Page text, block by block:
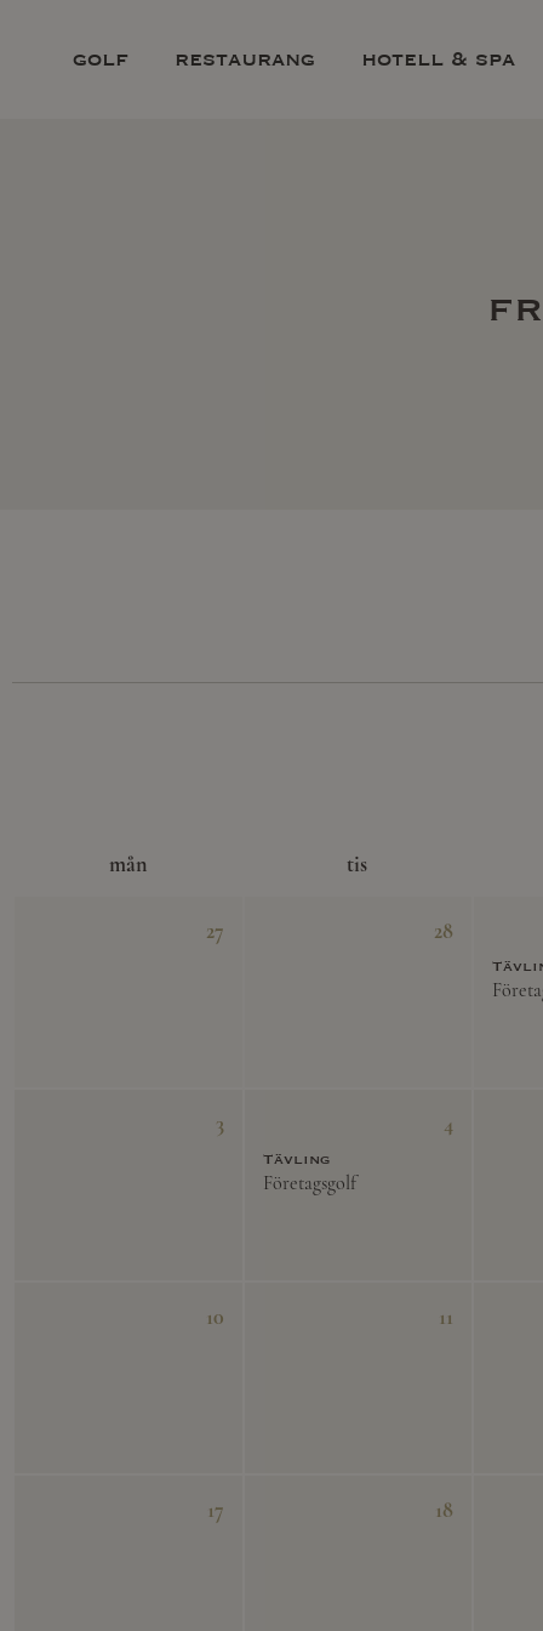
golf restaurang hotell & spa
mån tis
27 28
3 4
Tävling
Företagsgolf
10 11
17 18